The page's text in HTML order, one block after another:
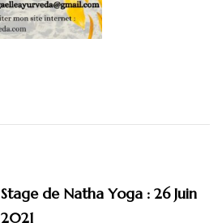
Stage de Natha Yoga : 26 Juin
2021